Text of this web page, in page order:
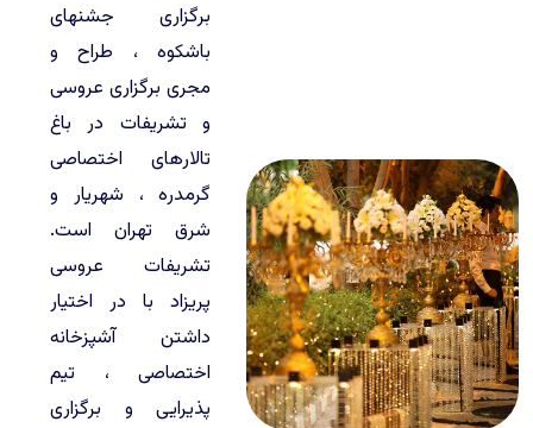
برگزاری جشنهای
باشکوه ، طراح و
مجری برگزاری عروسی
و تشریفات در باغ
تالارهای اختصاصی
گرمدره ، شهریار و
شرق تهران است.
تشریفات عروسی
پریزاد با در اختیار
داشتن آشپزخانه
اختصاصی ، تیم
پذیرایی و برگزاری